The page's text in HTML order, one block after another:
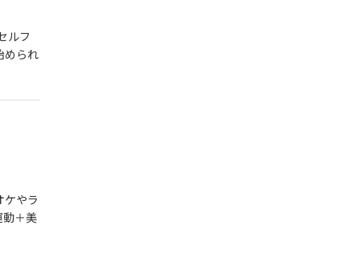
ルフ
められ
ケやラ
動＋美